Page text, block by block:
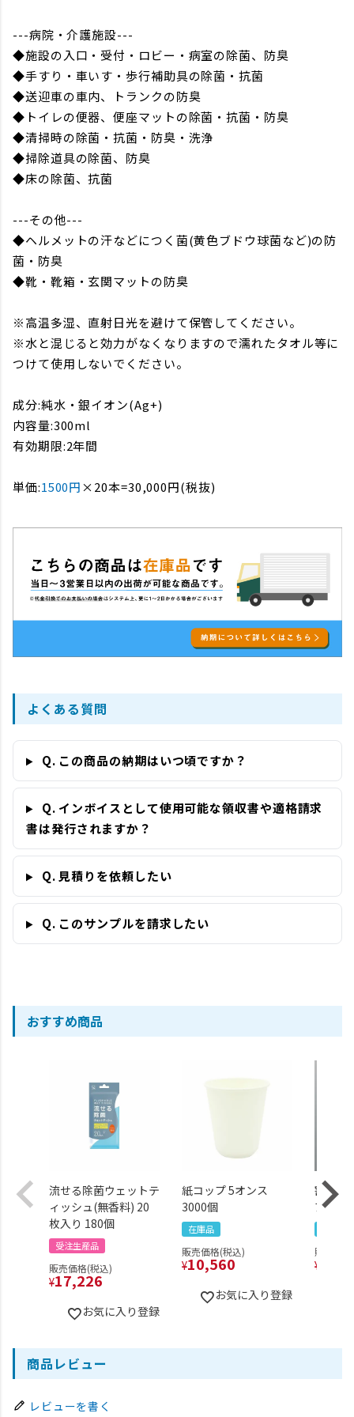
---病院・介護施設---
◆施設の入口・受付・ロビー・病室の除菌、防臭
◆手すり・車いす・歩行補助具の除菌・抗菌
◆送迎車の車内、トランクの防臭
◆トイレの便器、便座マットの除菌・抗菌・防臭
◆清掃時の除菌・抗菌・防臭・洗浄
◆掃除道具の除菌、防臭
◆床の除菌、抗菌
---その他---
◆ヘルメットの汗などにつく菌(黄色ブドウ球菌など)の防
菌・防臭
◆靴・靴箱・玄関マットの防臭
※高温多湿、直射日光を避けて保管してください。
※水と混じると効力がなくなりますので濡れたタオル等に
つけて使用しないでください。
成分:純水・銀イオン(Ag+)
内容量:300ml
有効期限:2年間
単価:1500円×20本=30,000円(税抜)
よくある質問
Q. この商品の納期はいつ頃ですか？
Q. インボイスとして使用可能な領収書や適格請求
書は発行されますか？
Q. 見積りを依頼したい
Q. このサンプルを請求したい
おすすめ商品
流せる除菌ウェットテ
ィッシュ(無香料) 20
枚入り 180個
受注生産品
販売価格(税込)
¥17,226
お気に入り登録
紙コップ 5オンス
3000個
在庫品
販売価格(税込)
¥10,560
お気に入り登録
割り箸
ア袋包
販売価
¥
商品レビュー
レビューを書く